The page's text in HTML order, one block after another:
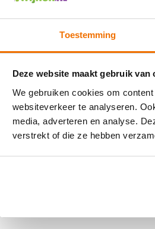
Toestemming
Deze website maakt gebruik van
We gebruiken cookies om
websiteverkeer te analyseren.
media, adverteren en analyse.
verstrekt of die ze hebben
Sicilië
Nero d'avola
Feudo Arancio
2025